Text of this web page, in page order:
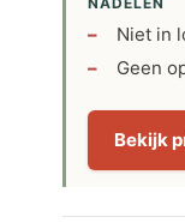
Niet in
Geen
Bekijk